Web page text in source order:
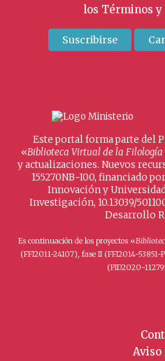
los Términos y
Este portal forma parte del
«Biblioteca Virtual de la Filología
y actualizaciones. Nuevos
155270NB-I00, financiado
Innovación y
Investigación, 10.13039/
Desarrollo
Es continuación de los proyectos «
(FFI2011-24107), fase II (FFI2014-
(PID2020-
Aviso